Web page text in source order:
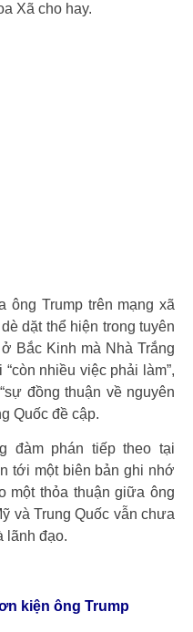
Xã cho hay.
ông Trump trên mạng xã
dặt thể hiện trong tuyên
Bắc Kinh mà Nhà Trắng
nhiều việc phải làm”,
đồng thuận về nguyên
Quốc đề cập.
đàm phán tiếp theo tại
tới một biên bản ghi nhớ
một thỏa thuận giữa ông
và Trung Quốc vẫn chưa
lãnh đạo.
kiện ông Trump